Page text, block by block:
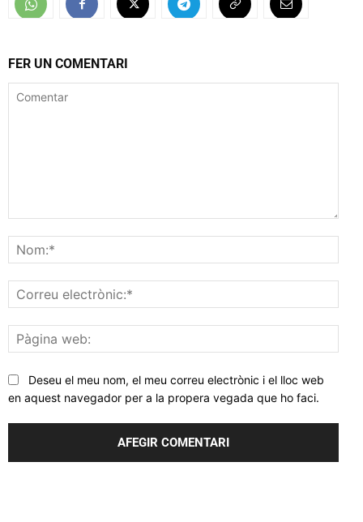
FER UN COMENTARI
web:
Deseu el meu nom, el meu correu electrònic i el lloc web
en aquest navegador per a la propera vegada que ho faci.